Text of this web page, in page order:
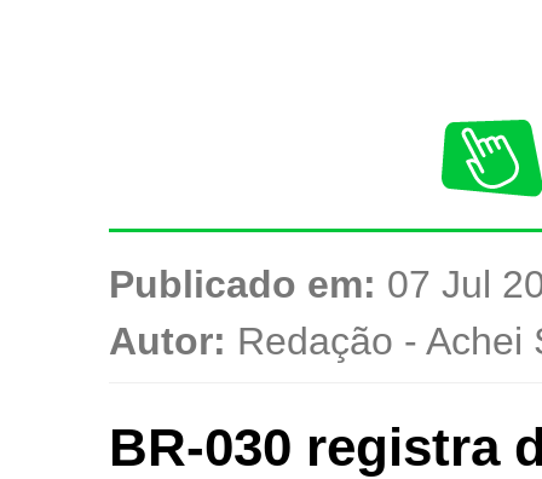
Publicado em: 07 Jul
Autor: Redação - Achei
BR-030 registra